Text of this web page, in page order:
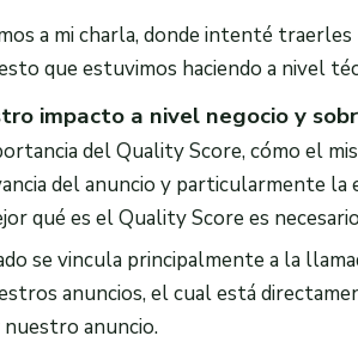
a mi charla, donde intenté
que estuvimos haciendo a nivel
impacto a nivel negocio y
del Quality Score, cómo el
del anuncio y particularmente la
qué es el Quality Score es
se vincula principalmente a la
anuncios, el cual está
anuncio.